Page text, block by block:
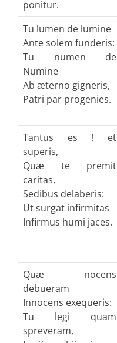
ponitur.
Tu lumen de lumine
Ante solem funderis:
Tu numen de
Numine
Ab æterno gigneris,
Patri par progenies.
Tantus es ! et
superis,
Quæ te premit
caritas,
Sedibus delaberis:
Ut surgat infirmitas
Infirmus humi jaces.
Quæ nocens
debueram
Innocens exequeris:
Tu legi quam
spreveram,